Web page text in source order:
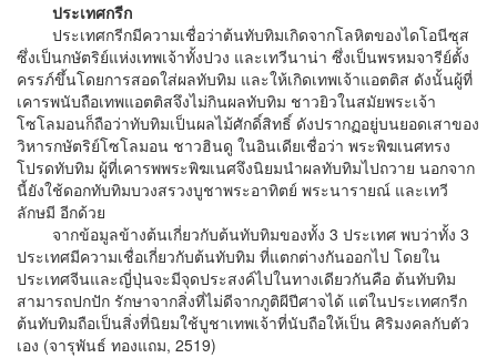
ประเทศกรีก
ประเทศกรีกมีความเชื่อว่าต้นทับทิมเกิดจากโลหิตของไดโอนีซุส
ซึ่งเป็นกษัตริย์แห่งเทพเจ้าทั้งปวง และเทวีนาน่า ซึ่งเป็นพรหมจารีย์ตั้ง
ครรภ์ขึ้นโดยการสอดใส่ผลทับทิม และให้เกิดเทพเจ้าแอตติส ดังนั้นผู้ที่
เคารพนับถือเทพแอตติสจึงไม่กินผลทับทิม ชาวยิวในสมัยพระเจ้า
โซโลมอนก็ถือว่าทับทิมเป็นผลไม้ศักดิ์สิทธิ์ ดังปรากฏอยู่บนยอดเสาของ
วิหารกษัตริย์โซโลมอน ชาวฮินดู ในอินเดียเชื่อว่า พระพิฆเนศทรง
โปรดทับทิม ผู้ที่เคารพพระพิฆเนศจึงนิยมนําผลทับทิมไปถวาย นอกจาก
นี้ยังใช้ดอกทับทิมบวงสรวงบูชาพระอาทิตย์ พระนารายณ์ และเทวี
ลักษมี อีกด้วย
จากข้อมูลข้างต้นเกี่ยวกับต้นทับทิมของทั้ง 3 ประเทศ พบว่าทั้ง 3
ประเทศมีความเชื่อเกี่ยวกับต้นทับทิม ที่แตกต่างกันออกไป โดยใน
ประเทศจีนและญี่ปุ่นจะมีจุดประสงค์ไปในทางเดียวกันคือ ต้นทับทิม
สามารถปกปัก รักษาจากสิ่งที่ไม่ดีจากภูติผีปีศาจได้ แต่ในประเทศกรีก
ต้นทับทิมถือเป็นสิ่งที่นิยมใช้บูชาเทพเจ้าที่นับถือให้เป็น ศิริมงคลกับตัว
เอง (จารุพันธ์ ทองแถม, 2519)